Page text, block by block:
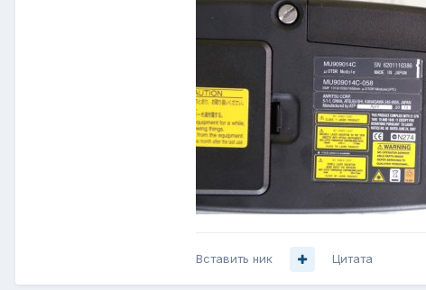
Вставить ник Цитата